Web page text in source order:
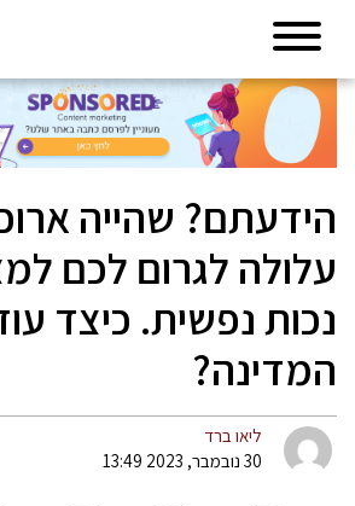
הידעתם? שהייה
עלולה לגרום לכם
נכות נפשית. כיצד
המדינה?
ליאו ברד
30 נובמבר, 2023 13:49